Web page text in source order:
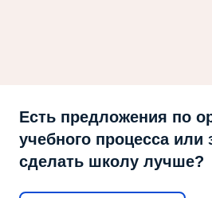
Есть предложения по
учебного процесса или
сделать школу лучше?